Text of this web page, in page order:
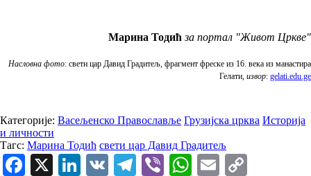
Марина Тодић за портал "Живот Цркве"
Насловна фото: свети цар Давид Градитељ, фрагмент фреске из 16. века из манастира
Гелати, извор: gelati.edu.ge
Категорије: Васељенско Православље Грузијска црква Историја
и личности
Тагс: Марина Тодић свети цар Давид Градитељ
Facebook
X LinkedIn
VK Telegram
ViberWhatsApp
Email